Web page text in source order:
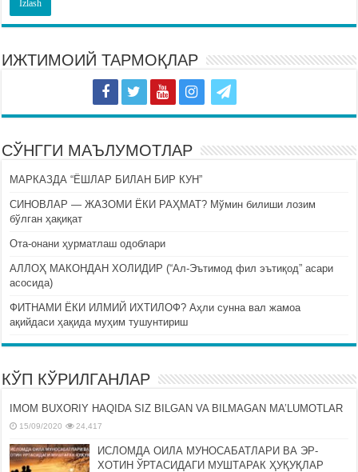
ИЖТИМОИЙ ТАРМОҚЛАР
СЎНГГИ МАЪЛУМОТЛАР
МАРКАЗДА “ЁШЛАР БИЛАН БИР КУН”
СИНОВЛАР — ЖАЗОМИ ЁКИ РАҲМАТ? Мўмин билиши лозим
бўлган ҳақиқат
Ота-онани ҳурматлаш одоблари
АЛЛОҲ МАКОНДАН ХОЛИДИР (“Ал-Эътимод фил эътиқод” асари
асосида)
ФИТНАМИ ЁКИ ИЛМИЙ ИХТИЛОФ? Аҳли сунна вал жамоа
ақийдаси ҳақида муҳим тушунтириш
КЎП КЎРИЛГАНЛАР
IMOM BUXORIY HAQIDA SIZ BILGAN VA BILMAGAN MA’LUMOTLAR
15/09/2020 24,417
ИСЛОМДА ОИЛА МУНОСАБАТЛАРИ ВА ЭР-
ХОТИН ЎРТАСИДАГИ МУШТАРАК ҲУҚУҚЛАР